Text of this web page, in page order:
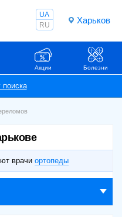
Харьков
UA
RU
Акции Болезни
врачи ортопеды